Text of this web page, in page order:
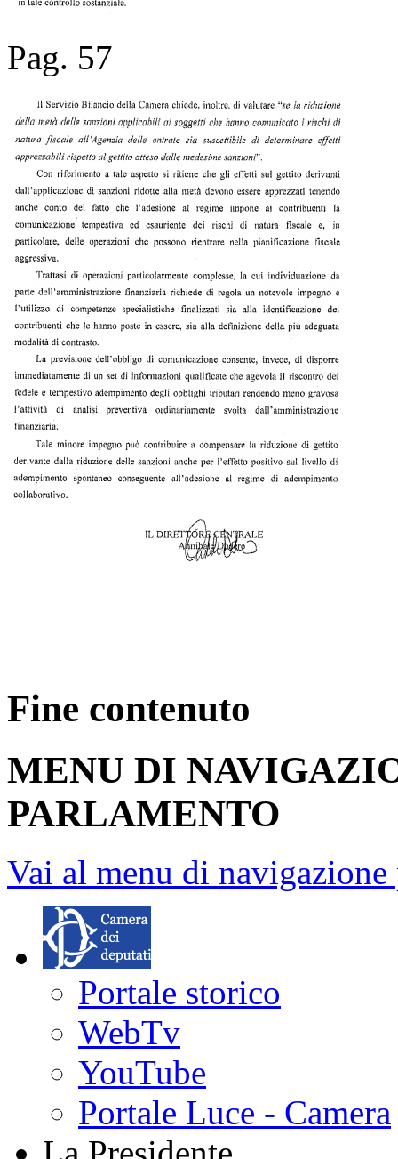
Pag. 57
Fine contenuto
MENU DI
PARLAMENTO
Vai al menu di
Portale storico
WebTv
YouTube
Portale Luce - Camera